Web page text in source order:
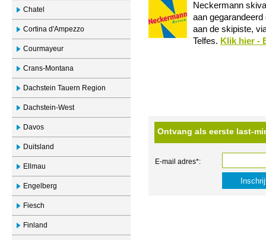
Chatel
Cortina d'Ampezzo
Courmayeur
Crans-Montana
Dachstein Tauern Region
Dachstein-West
Davos
Duitsland
Ellmau
Engelberg
Fiesch
Finland
Neckermann
aan
aan de skipiste,
Telfes. Klik hier -
Ontvang als eerste last-
E-mail adres*: